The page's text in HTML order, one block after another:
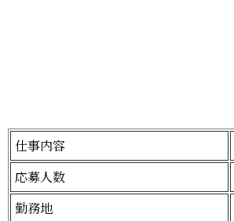
仕事内容
応募人数
勤務地